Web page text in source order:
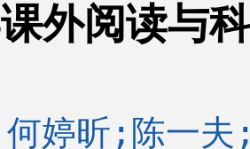
外阅读与
婷昕;陈一